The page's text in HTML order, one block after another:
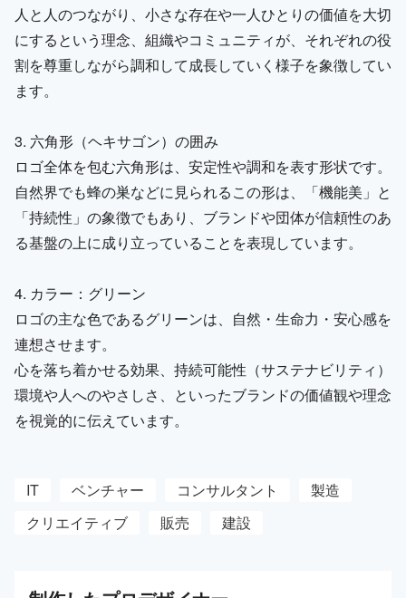
人と人のつながり、小さな存在や一人ひとりの価値を大切
にするという理念、組織やコミュニティが、それぞれの役
割を尊重しながら調和して成長していく様子を象徴してい
ます。
3. 六角形（ヘキサゴン）の囲み
ロゴ全体を包む六角形は、安定性や調和を表す形状です。
自然界でも蜂の巣などに見られるこの形は、「機能美」と
「持続性」の象徴でもあり、ブランドや団体が信頼性のあ
る基盤の上に成り立っていることを表現しています。
4. カラー：グリーン
ロゴの主な色であるグリーンは、自然・生命力・安心感を
連想させます。
心を落ち着かせる効果、持続可能性（サステナビリティ）
環境や人へのやさしさ、といったブランドの価値観や理念
を視覚的に伝えています。
IT ベンチャー コンサルタント
製造
クリエイティブ
販売 建設